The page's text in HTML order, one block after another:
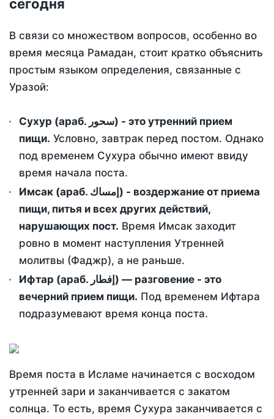
сегодня
В связи со множеством вопросов, особенно во
время месяца Рамадан, стоит кратко объяснить
простым языком определения, связанные с
Уразой:
Сухур (араб. سحور) - это утренний прием
пищи. Условно, завтрак перед постом. Однако
под временем Сухура обычно имеют ввиду
время начала поста.
Имсак (араб. إمساك) - воздержание от приема
пищи, питья и всех других действий,
нарушающих пост. Время Имсак заходит
ровно в момент наступления Утренней
молитвы (Фаджр), а не раньше.
Ифтар (араб. إفطار) — разговение - это
вечерний прием пищи. Под временем Ифтара
подразумевают время конца поста.
Время поста в Исламе начинается с восходом
утренней зари и заканчивается с закатом
солнца. То есть, время Сухура заканчивается с